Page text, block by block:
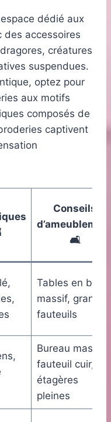
dédié aux
des accessoires
créatures
suspendues.
optez pour
aux motifs
composés de
captivent
Conseils
🛋️
Tables en bois
massif, grands
fauteuils
Bureau massif,
fauteuil cuir,
étagères
pleines